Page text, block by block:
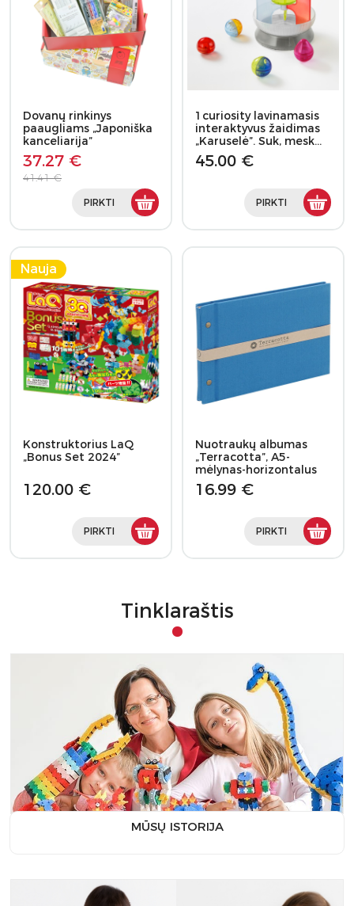
Dovanų rinkinys
paaugliams „Japoniška
kanceliarija”
37.27 €
41.41 €
PIRKTI
1curiosity lavinamasis
interaktyvus žaidimas
„Karuselė”. Suk, mesk…
45.00 €
PIRKTI
Nauja
Konstruktorius LaQ
„Bonus Set 2024”
120.00 €
PIRKTI
Nuotraukų albumas
„Terracotta”, A5-
mėlynas-horizontalus
TER-A5F-120-B
16.99 €
PIRKTI
Tinklaraštis
MŪSŲ ISTORIJA